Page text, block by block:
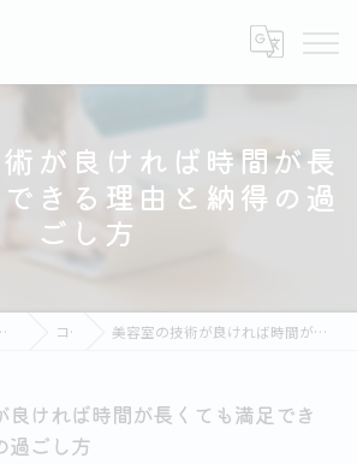
が良ければ時間が長
きる理由と納得の過
ごし方
hair dressing コラム 美容室の技術が良ければ時間が長くても満足できる理由と納得の過ごし方
良ければ時間が長くても満足でき
過ごし方